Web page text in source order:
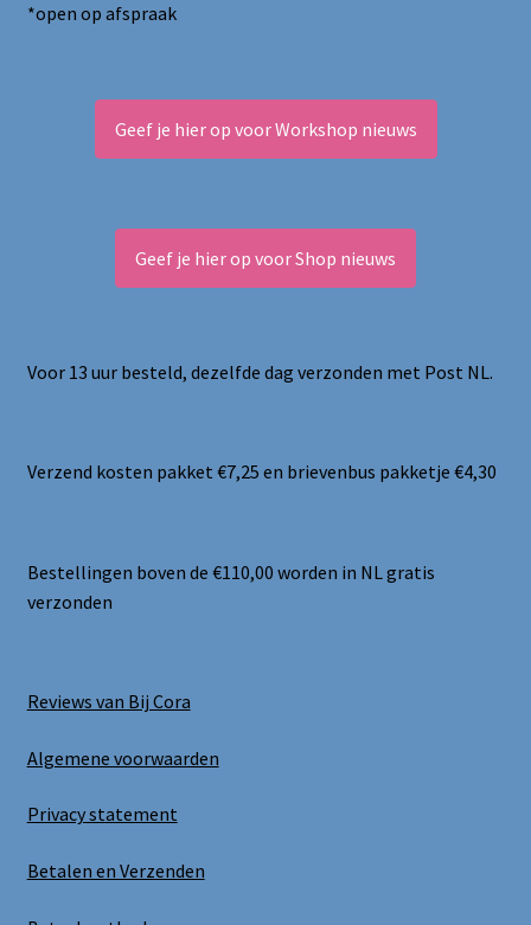
*open op afspraak
Geef je hier op voor Workshop nieuws
Geef je hier op voor Shop nieuws
Voor 13 uur besteld, dezelfde dag verzonden met Post NL.
Verzend kosten pakket €7,25 en brievenbus pakketje €4,30
Bestellingen boven de €110,00 worden in NL gratis
verzonden
Reviews van Bij Cora
Algemene voorwaarden
Privacy statement
Betalen en Verzenden